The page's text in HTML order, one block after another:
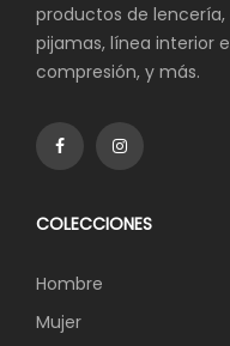
productos de
pijamas, línea interior
compresión, y más.
COLECCIONES
Hombre
Mujer